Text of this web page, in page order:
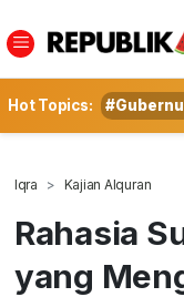
Hot Topics:
Iqra Kajian Alquran
Rahasia
yang